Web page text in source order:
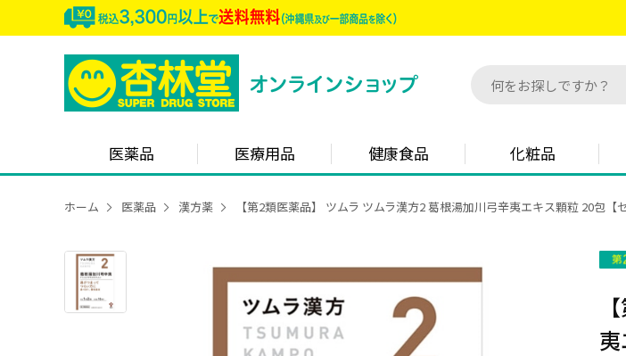
医薬品 医療用品 健康食品 化粧品
ホーム 医薬品 漢方薬 【第2類医薬品】 ツムラ ツムラ漢方2 葛根湯加川弓辛夷エキス顆粒 20包【